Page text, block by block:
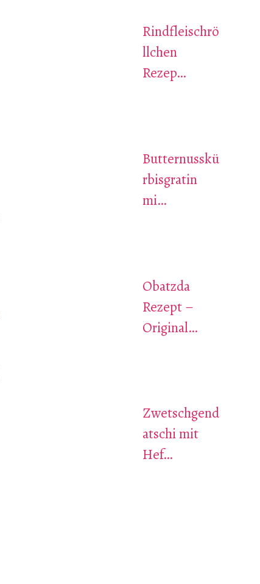
Rindfleischrö
llchen
Rezep…
Butternusskü
rbisgratin
mi…
Obatzda
Rezept –
Original…
Zwetschgend
atschi mit
Hef…